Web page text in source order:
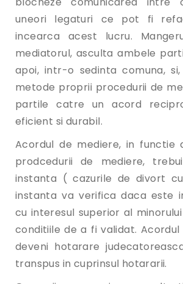
uneori legaturi ce pot fi
incearca acest lucru.
mediatorul, asculta ambele
apoi, intr-o sedinta comuna,
metode proprii procedurii de
partile catre un acord
eficient si durabil.
Acordul de mediere, in functie
prodcedurii de mediere,
instanta ( cazurile de divort
instanta va verifica daca este
cu interesul superior al
conditiile de a fi validat.
deveni hotarare
transpus in cuprinsul hotararii.